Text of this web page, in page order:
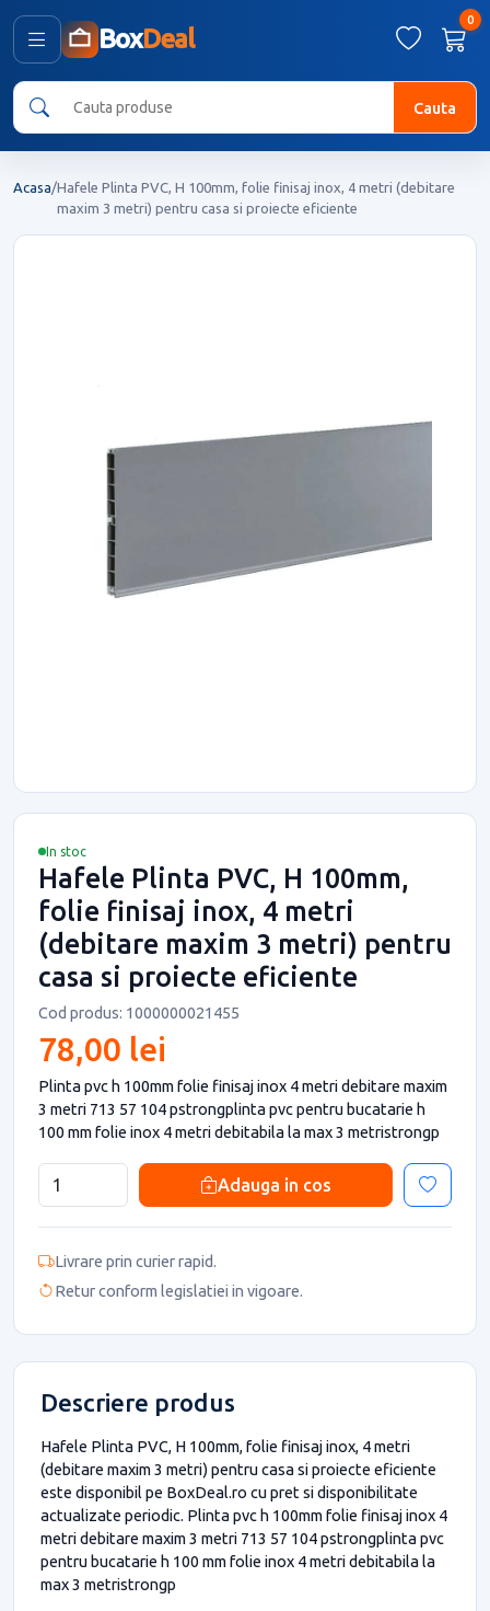
BoxDeal
0
Cauta
Acasa/Hafele Plinta PVC, H 100mm, folie finisaj inox, 4 metri (debitare
maxim 3 metri) pentru casa si proiecte eficiente
In stoc
Hafele Plinta PVC, H 100mm,
folie finisaj inox, 4 metri
(debitare maxim 3 metri) pentru
casa si proiecte eficiente
Cod produs: 1000000021455
78,00 lei
Plinta pvc h 100mm folie finisaj inox 4 metri debitare maxim
3 metri 713 57 104 pstrongplinta pvc pentru bucatarie h
100 mm folie inox 4 metri debitabila la max 3 metristrongp
Adauga in cos
Livrare prin curier rapid.
Retur conform legislatiei in vigoare.
Descriere produs
Hafele Plinta PVC, H 100mm, folie finisaj inox, 4 metri
(debitare maxim 3 metri) pentru casa si proiecte eficiente
este disponibil pe BoxDeal.ro cu pret si disponibilitate
actualizate periodic. Plinta pvc h 100mm folie finisaj inox 4
metri debitare maxim 3 metri 713 57 104 pstrongplinta pvc
pentru bucatarie h 100 mm folie inox 4 metri debitabila la
max 3 metristrongp